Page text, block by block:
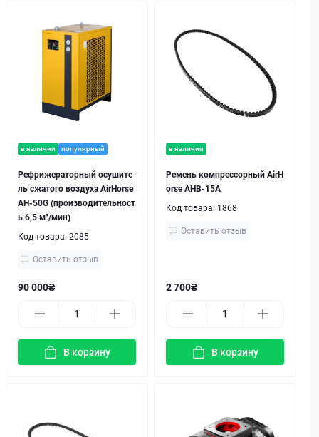
в наличии популярный
Рефрижераторный осушите
ль сжатого воздуха AirHorse
AH-50G (производительност
ь 6,5 м³/мин)
Код товара: 2085
Оставить отзыв
90 000₴
В корзину
в наличии
Ремень компрессорный AirH
orse AHB-15A
Код товара: 1868
Оставить отзыв
2 700₴
В корзину